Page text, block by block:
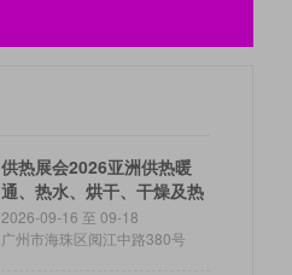
供热展会2026亚洲供热暖
通、热水、烘干、干燥及热
泵、空气能产业博览会
2026-09-16 至 09-18
广州市海珠区阅江中路380号